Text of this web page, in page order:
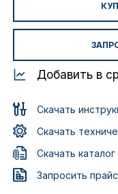
Добавить в
Скачать
Скачать
Скачать каталог
Запросить